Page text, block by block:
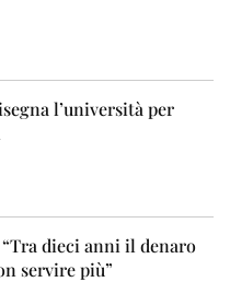
l’università per
dieci anni il denaro
servire più”